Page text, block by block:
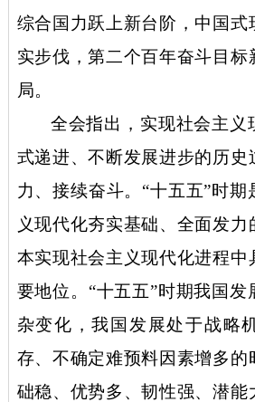
综合国力跃上新台阶，中国式
实步伐，第二个百年奋斗目标
局。
全会指出，实现社会主义
式递进、不断发展进步的历史
力、接续奋斗。 “十五五”时期
义现代化夯实基础、全面发
本实现社会主义现代化进程中
要地位。“十五五”时期我国发
杂变化，我国发展处于战略
存、不确定难预料因素增多的
础稳、优势多、韧性强、潜能